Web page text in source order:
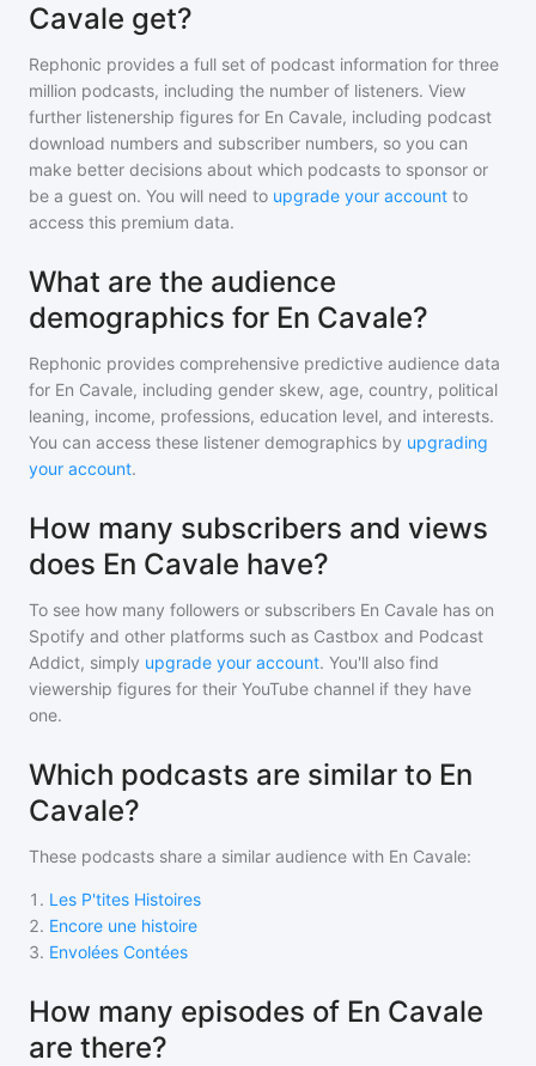
Cavale get?
Rephonic provides a full set of podcast information for three
million podcasts, including the number of listeners. View
further listenership figures for En Cavale, including podcast
download numbers and subscriber numbers, so you can
make better decisions about which podcasts to sponsor or
be a guest on. You will need to upgrade your account to
access this premium data.
What are the audience
demographics for En Cavale?
Rephonic provides comprehensive predictive audience data
for En Cavale, including gender skew, age, country, political
leaning, income, professions, education level, and interests.
You can access these listener demographics by upgrading
your account.
How many subscribers and views
does En Cavale have?
To see how many followers or subscribers En Cavale has on
Spotify and other platforms such as Castbox and Podcast
Addict, simply upgrade your account. You'll also find
viewership figures for their YouTube channel if they have
one.
Which podcasts are similar to En
Cavale?
These podcasts share a similar audience with En Cavale:
1 . Les P'tites Histoires
2. Encore une histoire
3. Envolées Contées
How many episodes of En Cavale
are there?